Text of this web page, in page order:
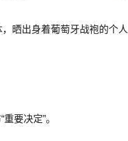
晒出身着葡萄牙战袍的个人
要决定”。